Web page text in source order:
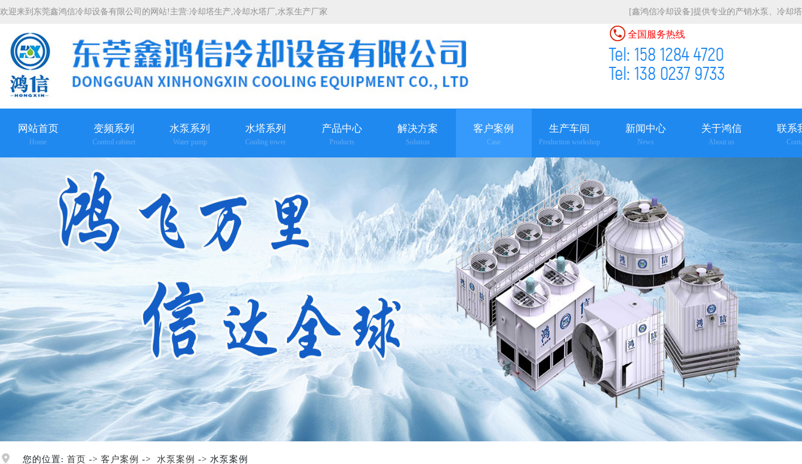
欢迎来到东莞鑫鸿信冷却设备有限公司的网站!主营:冷却塔生产,冷却水塔厂,水泵生产厂家 [鑫鸿信冷却设备]提供专业的产销水泵、冷却
全国服务热线
Tel: 158 1284 4720
Tel: 138 0237 9733
网站首页
Home
变频系列
Control cabinet
水泵系列
Water pump
水塔系列
Cooling tower
产品中心
Products
查看更多
解决方案
Solution
客户案例
Case
生产车间
Production workshop
新闻中心
News
查看更多
关于鸿信
About us
查看更多
联系
您的位置: 首页 -> 客户案例 -> 水泵案例 -> 水泵案例